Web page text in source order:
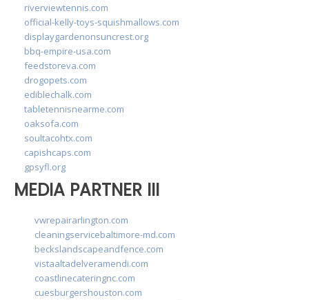
riverviewtennis.com
official-kelly-toys-squishmallows.com
displaygardenonsuncrest.org
bbq-empire-usa.com
feedstoreva.com
drogopets.com
ediblechalk.com
tabletennisnearme.com
oaksofa.com
soultacohtx.com
capishcaps.com
gpsyfl.org
MEDIA PARTNER III
vwrepairarlington.com
cleaningservicebaltimore-md.com
beckslandscapeandfence.com
vistaaltadelveramendi.com
coastlinecateringnc.com
cuesburgershouston.com